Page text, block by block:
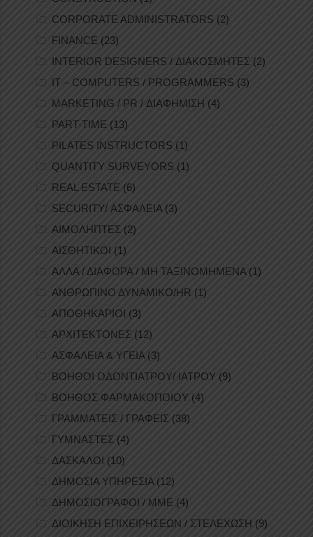
CORPORATE ADMINISTRATORS (2)
FINANCE (23)
INTERIOR DESIGNERS / ΔΙΑΚΟΣΜΗΤΕΣ (2)
IT – COMPUTERS / PROGRAMMERS (3)
MARKETING / PR / ΔΙΑΦΗΜΙΣΗ (4)
PART-TIME (13)
PILATES INSTRUCTORS (1)
QUANTITY SURVEYORS (1)
REAL ESTATE (6)
SECURITY/ ΑΣΦΑΛΕΙΑ(3)
ΑΙΜΟΛΗΠΤΕΣ (2)
ΑΙΣΘΗΤΙΚΟΙ (1)
ΑΛΛΑ / ΔΙΑΦΟΡΑ / ΜΗ ΤΑΞΙΝΟΜΗΜΕΝΑ(1)
ΑΝΘΡΩΠΙΝΟ ΔΥΝΑΜΙΚΟ/HR (1)
ΑΠΟΘΗΚΑΡΙΟΙ (3)
ΑΡΧΙΤΕΚΤΟΝΕΣ (12)
ΑΣΦΑΛΕΙΑ & ΥΓΕΙΑ (3)
ΒΟΗΘΟΙ ΟΔΟΝΤΙΑΤΡΟΥ/ ΙΑΤΡΟΥ (9)
ΒΟΗΘΟΣ ΦΑΡΜΑΚΟΠΟΙΟΥ (4)
ΓΡΑΜΜΑΤΕΙΣ / ΓΡΑΦΕΙΣ (38)
ΓΥΜΝΑΣΤΕΣ (4)
ΔΑΣΚΑΛΟΙ (10)
ΔΗΜΟΣΙΑ ΥΠΗΡΕΣΙΑ(12)
ΔΗΜΟΣΙΟΓΡΑΦΟΙ / ΜΜΕ (4)
ΔΙΟΙΚΗΣΗ ΕΠΙΧΕΙΡΗΣΕΩΝ / ΣΤΕΛΕΧΩΣΗ (9)